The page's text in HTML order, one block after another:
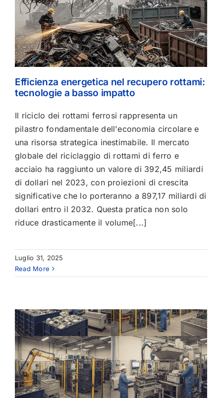
Efficienza energetica nel recupero rottami:
tecnologie a basso impatto
Il riciclo dei rottami ferrosi rappresenta un
pilastro fondamentale dell'economia circolare e
una risorsa strategica inestimabile. Il mercato
globale del riciclaggio di rottami di ferro e
acciaio ha raggiunto un valore di 392,45 miliardi
di dollari nel 2023, con proiezioni di crescita
significative che lo porteranno a 897,17 miliardi di
dollari entro il 2032. Questa pratica non solo
riduce drasticamente il volume[...]
Luglio 31, 2025
Read More